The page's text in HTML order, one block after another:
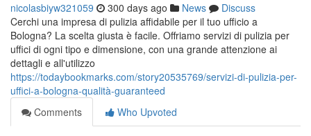
nicolasbiyw321059 300 days ago News
Discuss
Cerchi una impresa di pulizia affidabile per il tuo ufficio a
Bologna? La scelta giusta è facile. Offriamo servizi di pulizia per
uffici di ogni tipo e dimensione, con una grande attenzione ai
dettagli e all'utilizzo
https://todaybookmarks.com/story20535769/servizi-di-pulizia-per-
uffici-a-bologna-qualità-guaranteed
Comments
Who Upvoted